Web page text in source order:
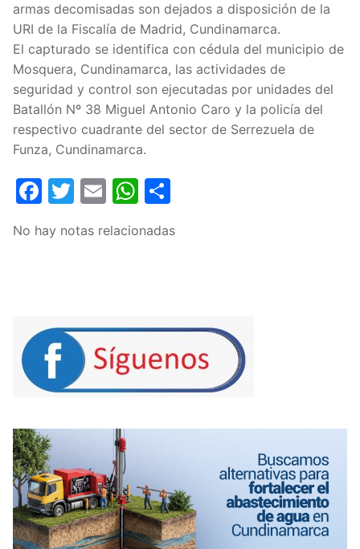
armas decomisadas son dejados a disposición de la
URI de la Fiscalía de Madrid, Cundinamarca.
El capturado se identifica con cédula del municipio de
Mosquera, Cundinamarca, las actividades de
seguridad y control son ejecutadas por unidades del
Batallón Nº 38 Miguel Antonio Caro y la policía del
respectivo cuadrante del sector de Serrezuela de
Funza, Cundinamarca.
Facebook
Twitter
EmailWhatsApp
No hay notas relacionadas